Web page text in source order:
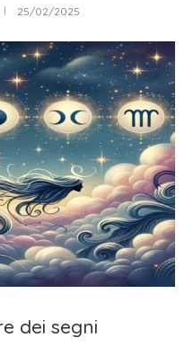
25/02/2025
dei segni